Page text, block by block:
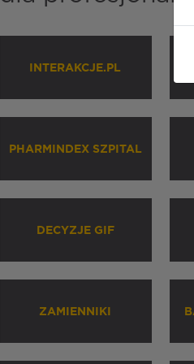
INTERAKCJE.PL
PHARMINDEX SZPITAL
DECYZJE GIF
ZAMIENNIKI